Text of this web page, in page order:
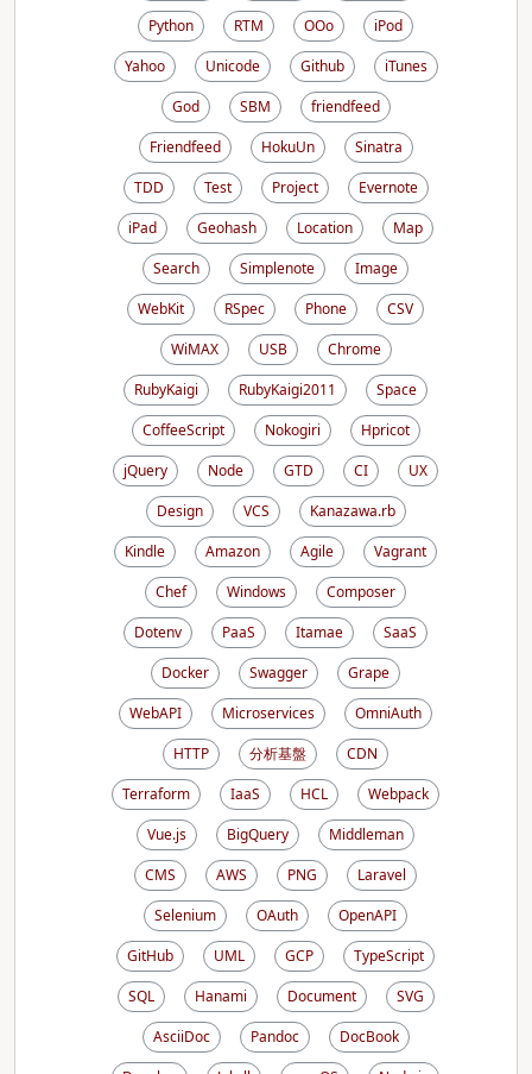
Python
RTM OOo
iPod
Yahoo
Unicode Github
iTunes
God
SBM
friendfeed
Friendfeed
HokuUn
Sinatra
TDD
Test Project
Evernote
iPad
Geohash Location
Map
Search
Simplenote
Image
WebKit
RSpec Phone
CSV
WiMAX
USB
Chrome
RubyKaigi
RubyKaigi2011
Space
CoffeeScript
Nokogiri
Hpricot
jQuery
Node GTD CI
UX
Design
VCS
Kanazawa.rb
Kindle
Amazon Agile
Vagrant
Chef
Windows
Composer
Dotenv
PaaS Itamae
SaaS
Docker
Swagger
Grape
WebAPI
Microservices
OmniAuth
HTTP
分析基盤
CDN
Terraform
IaaS HCL
Webpack
Vue.js
BigQuery
Middleman
CMS
AWS PNG
Laravel
Selenium
OAuth
OpenAPI
GitHub
UML GCP
TypeScript
SQL
Hanami Document
SVG
AsciiDoc
Pandoc
DocBook